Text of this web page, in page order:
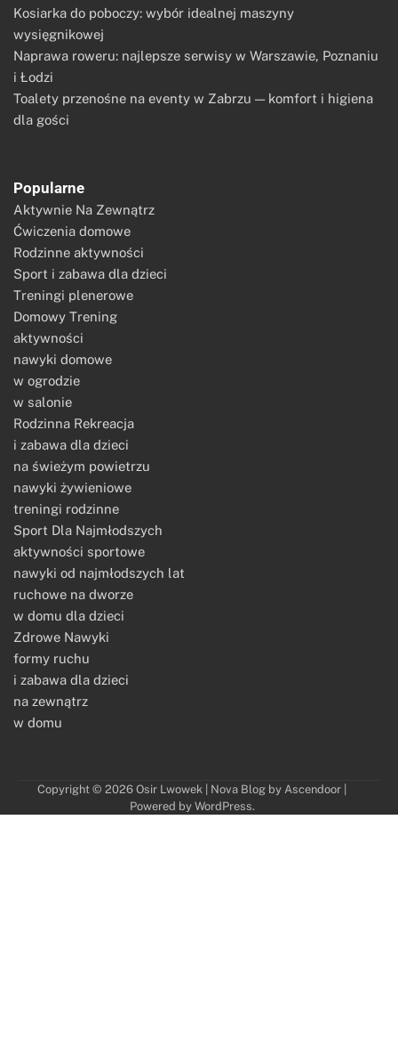
Kosiarka do poboczy: wybór idealnej maszyny
wysięgnikowej
Naprawa roweru: najlepsze serwisy w Warszawie, Poznaniu
i Łodzi
Toalety przenośne na eventy w Zabrzu — komfort i higiena
dla gości
Popularne
Aktywnie Na Zewnątrz
Ćwiczenia domowe
Rodzinne aktywności
Sport i zabawa dla dzieci
Treningi plenerowe
Domowy Trening
aktywności
nawyki domowe
w ogrodzie
w salonie
Rodzinna Rekreacja
i zabawa dla dzieci
na świeżym powietrzu
nawyki żywieniowe
treningi rodzinne
Sport Dla Najmłodszych
aktywności sportowe
nawyki od najmłodszych lat
ruchowe na dworze
w domu dla dzieci
Zdrowe Nawyki
formy ruchu
i zabawa dla dzieci
na zewnątrz
w domu
Copyright © 2026 Osir Lwowek | Nova Blog by Ascendoor
Powered by WordPress.